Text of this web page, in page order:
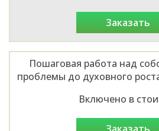
заказать
Пошаговая работа над
проблемы до духовного
Включено в